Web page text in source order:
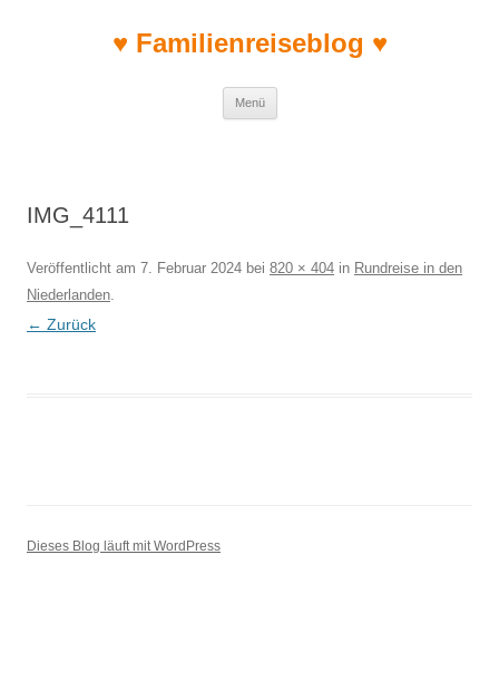
♥ Familienreiseblog ♥
Menü
IMG_4111
Veröffentlicht am 7. Februar 2024 bei 820 × 404 in Rundreise in den
Niederlanden.
← Zurück
Dieses Blog läuft mit WordPress